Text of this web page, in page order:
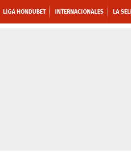
LIGA HONDUBET INTERNACIONALES LA